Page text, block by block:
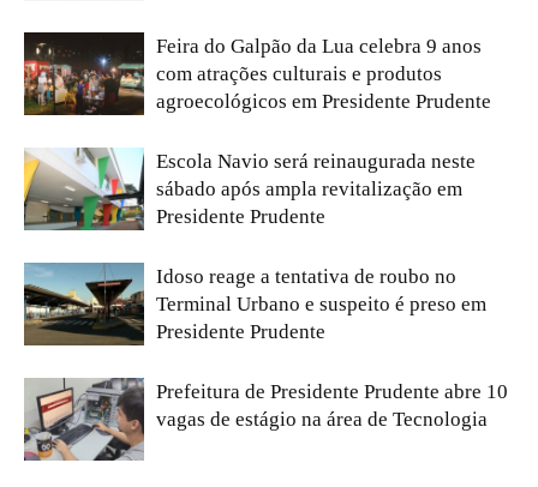
Feira do Galpão da Lua celebra 9 anos
com atrações culturais e produtos
agroecológicos em Presidente Prudente
Escola Navio será reinaugurada neste
sábado após ampla revitalização em
Presidente Prudente
Idoso reage a tentativa de roubo no
Terminal Urbano e suspeito é preso em
Presidente Prudente
Prefeitura de Presidente Prudente abre 10
vagas de estágio na área de Tecnologia